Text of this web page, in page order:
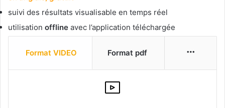
suivi des résultats visualisable en temps réel
utilisation offline avec l’application téléchargée
Format VIDEO Format pdf More